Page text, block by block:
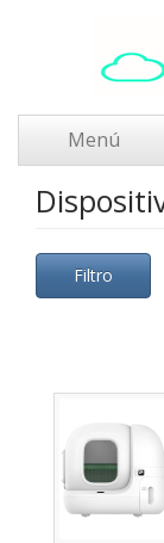
Menú
Filtro